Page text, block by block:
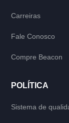
Carreiras
Fale Conosco
Compre Beacon
POLÍTICA
Sistema de